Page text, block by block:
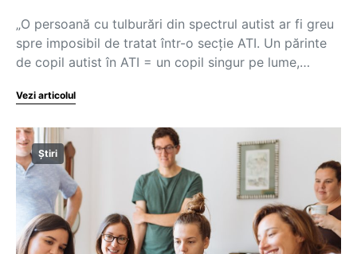
„O persoană cu tulburări din spectrul autist ar fi greu
spre imposibil de tratat într-o secție ATI. Un părinte
de copil autist în ATI = un copil singur pe lume,…
Vezi articolul
Știri